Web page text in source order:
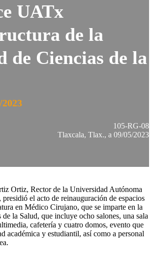
UATx
de la
de Ciencias de la
105-RG-08
Tlaxcala, Tlax., a 09/05/2023
Ortiz, Rector de la Universidad Autónoma
el acto de reinauguración de espacios
en Médico Cirujano, que se imparte en la
la Salud, que incluye ocho salones, una sala
cafetería y cuatro domos, evento que
académica y estudiantil, así como a personal